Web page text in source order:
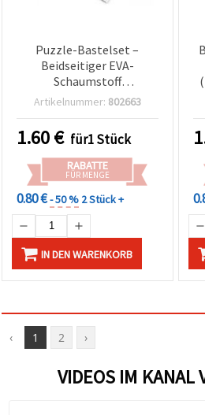
Puzzle-Bastelset –
Beidseitiger EVA-
Schaumstoff
(Moosgummi,
mit Kunststoff-
Blumenschablone
Artikelnummer: 802663
1.60€ für1 Stück
RABATTE
FÜR MENGE
0.80 €- 50 % 2 Stück +
IN DEN WARENKORB
‹ 1 2 ›
VIDEOS IM KANAL